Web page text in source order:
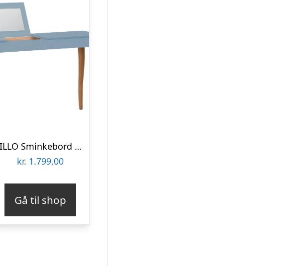
LILLO Sminkebord med spejl 105x35cm Gentle Blue
kr. 1.799,00
Gå til shop